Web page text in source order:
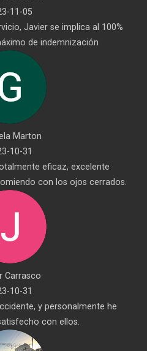
11-05
Javier se implica al 100%
de indemnización
Marton
10-31
eficaz, excelente
con los ojos cerrados.
Carrasco
10-31
y personalmente he
con ellos.